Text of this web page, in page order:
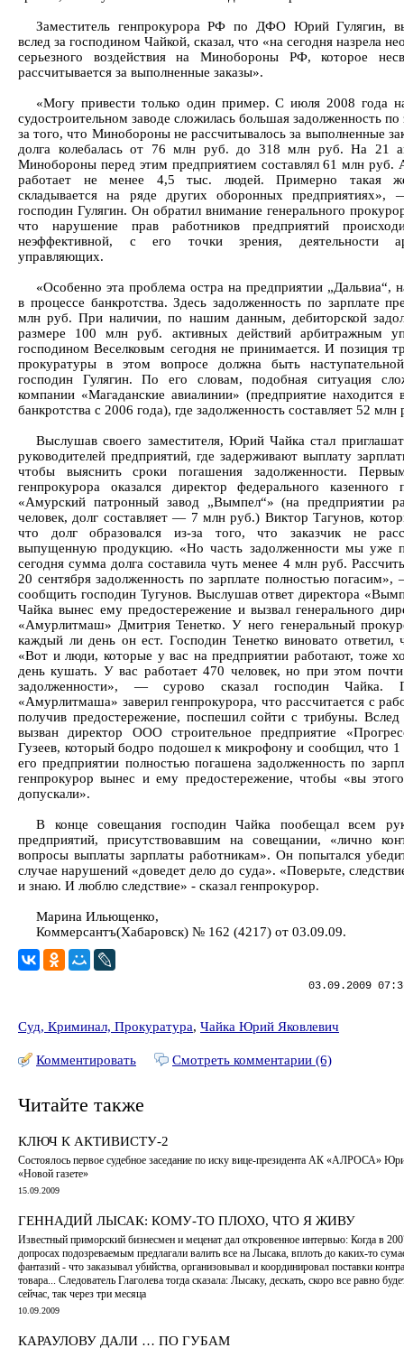
Заместитель генпрокурора РФ по ДФО Юрий Гулягин,
вслед за господином Чайкой, сказал, что «на сегодня назрела
серьезного воздействия на Минобороны РФ, которое
рассчитывается за выполненные заказы».
«Могу привести только один пример. С июля 2008 года
судостроительном заводе сложилась большая задолженность по
за того, что Минобороны не рассчитывалось за выполненные
долга колебалась от 76 млн руб. до 318 млн руб. На 21
Минобороны перед этим предприятием составлял 61 млн руб.
работает не менее 4,5 тыс. людей. Примерно такая
складывается на ряде других оборонных предприятиях»,
господин Гулягин. Он обратил внимание генерального
что нарушение прав работников предприятий
неэффективной, с его точки зрения, деятельности
управляющих.
«Особенно эта проблема остра на предприятии „Дальвиа“,
в процессе банкротства. Здесь задолженность по зарплате
млн руб. При наличии, по нашим данным, дебиторской
размере 100 млн руб. активных действий арбитражным
господином Веселковым сегодня не принимается. И позиция
прокуратуры в этом вопросе должна быть
господин Гулягин. По его словам, подобная ситуация
компании «Магаданские авиалинии» (предприятие находится
банкротства с 2006 года), где задолженность составляет 52 млн
Выслушав своего заместителя, Юрий Чайка стал
руководителей предприятий, где задерживают выплату
чтобы выяснить сроки погашения задолженности.
генпрокурора оказался директор федерального казенного
«Амурский патронный завод „Вымпел“» (на предприятии
человек, долг составляет — 7 млн руб.) Виктор Тагунов,
что долг образовался из-за того, что заказчик не
выпущенную продукцию. «Но часть задолженности мы уже
сегодня сумма долга составила чуть менее 4 млн руб.
20 сентября задолженность по зарплате полностью
сообщить господин Тугунов. Выслушав ответ директора
Чайка вынес ему предостережение и вызвал генерального
«Амурлитмаш» Дмитрия Тенетко. У него генеральный
каждый ли день он ест. Господин Тенетко виновато ответил,
«Вот и люди, которые у вас на предприятии работают, тоже
день кушать. У вас работает 470 человек, но при этом
задолженности», — сурово сказал господин Чайка.
«Амурлитмаша» заверил генпрокурора, что рассчитается с
получив предостережение, поспешил сойти с трибуны.
вызван директор ООО строительное предприятие
Гузеев, который бодро подошел к микрофону и сообщил, что 1
его предприятии полностью погашена задолженность по
генпрокурор вынес и ему предостережение, чтобы «вы
допускали».
В конце совещания господин Чайка пообещал всем
предприятий, присутствовавшим на совещании, «лично
вопросы выплаты зарплаты работникам». Он попытался
случае нарушений «доведет дело до суда». «Поверьте,
и знаю. И люблю следствие» - сказал генпрокурор.
Марина Ильющенко,
Коммерсантъ(Хабаровск) № 162 (4217) от 03.09.09.
03.09.2009
Суд, Криминал, Прокуратура, Чайка Юрий Яковлевич
Комментировать Смотреть комментарии (6)
Читайте также
КЛЮЧ К АКТИВИСТУ-2
Состоялось первое судебное заседание по иску вице-президента АК «АЛРОСА»
«Новой газете»
15.09.2009
ГЕННАДИЙ ЛЫСАК: КОМУ-ТО ПЛОХО, ЧТО Я ЖИВУ
Известный приморский бизнесмен и меценат дал откровенное интервью: Когда в
допросах подозреваемым предлагали валить все на Лысака, вплоть до каких-то
фантазий - что заказывал убийства, организовывал и координировал поставки
товара... Следователь Глаголева тогда сказала: Лысаку, дескать, скоро все равно
сейчас, так через три месяца
10.09.2009
КАРАУЛОВУ ДАЛИ … ПО ГУБАМ